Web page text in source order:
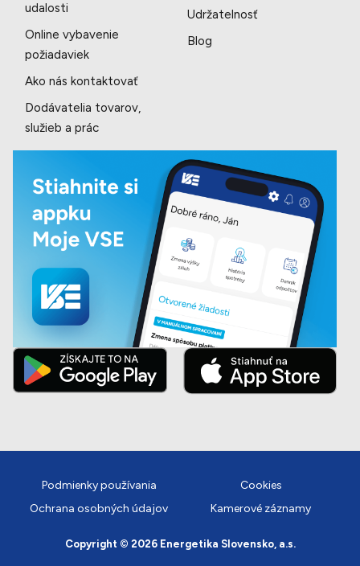
udalosti
Online vybavenie
požiadaviek
Ako nás kontaktovať
Dodávatelia tovarov,
služieb a prác
Udržatelnosť
Blog
Podmienky používania
Cookies
Ochrana osobných údajov
Kamerové záznamy
Copyright © 2026 Energetika Slovensko, a.s.